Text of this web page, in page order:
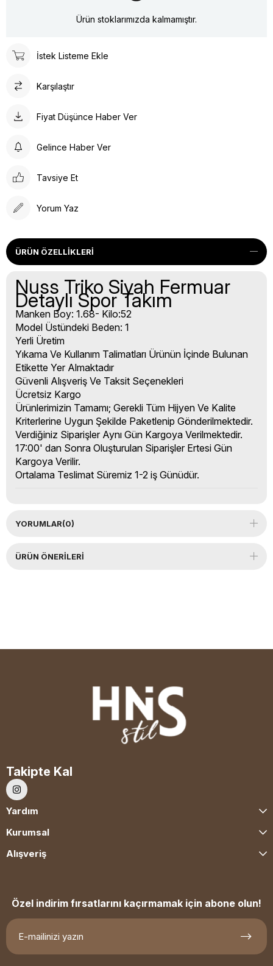
Ürün stoklarımızda kalmamıştır.
İstek Listeme Ekle
Karşılaştır
Fiyat Düşünce Haber Ver
Gelince Haber Ver
Tavsiye Et
Yorum Yaz
ÜRÜN ÖZELLIKLERI
Nuss Triko Siyah Fermuar
Detaylı Spor Takım
Manken Boy: 1.68- Kilo:52
Model Üstündeki Beden: 1
Yerli Üretim
Yıkama Ve Kullanım Talimatları Ürünün İçinde Bulunan
Etikette Yer Almaktadır
Güvenli Alışveriş Ve Taksit Seçenekleri
Ücretsiz Kargo
Ürünlerimizin Tamamı; Gerekli Tüm Hijyen Ve Kalite
Kriterlerine Uygun Şekilde Paketlenip Gönderilmektedir.
Verdiğiniz Siparişler Aynı Gün Kargoya Verilmektedir.
17:00' dan Sonra Oluşturulan Siparişler Ertesi Gün
Kargoya Verilir.
Ortalama Teslimat Süremiz 1-2 iş Günüdür.
YORUMLAR(0)
ÜRÜN ÖNERILERI
Takipte Kal
Yardım
Kurumsal
Alışveriş
Özel indirim fırsatlarını kaçırmamak için abone olun!